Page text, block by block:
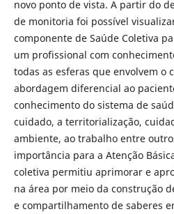
novo ponto de vista. A partir do
de monitoria foi possível
componente de Saúde Coletiva
um profissional com
todas as esferas que envolvem o
abordagem diferencial ao
conhecimento do sistema de
cuidado, a territorialização,
ambiente, ao trabalho entre
importância para a Atenção
coletiva permitiu aprimorar e
na área por meio da construção
e compartilhamento de saberes